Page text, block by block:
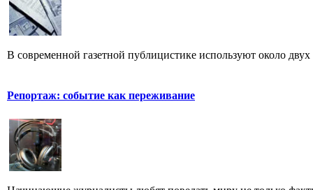
В современной газетной публицистике используют около двух
Репортаж: событие как переживание